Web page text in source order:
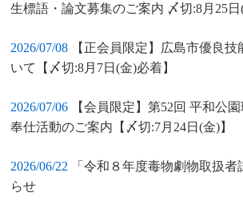
生標語・論文募集のご案内 〆切:8月25日
2026/07/08
【正会員限定】広島市優良
いて【〆切:8月7日(金)必着】
2026/07/06
【会員限定】第52回 平和公
奉仕活動のご案内【〆切:7月24日(金)】
2026/06/22
「令和８年度毒物劇物取扱
らせ